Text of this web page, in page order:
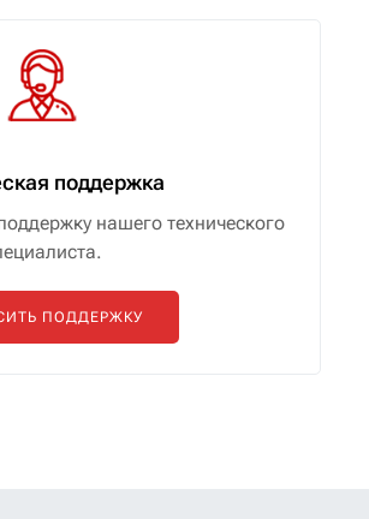
поддержка
нашего технического
ПОДДЕРЖКУ